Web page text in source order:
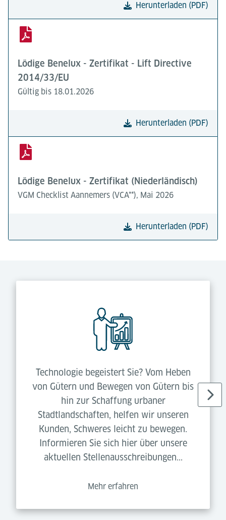
Herunterladen (PDF)
Lödige Benelux - Zertifikat - Lift Directive
2014/33/EU
Gültig bis 18.01.2026
Herunterladen (PDF)
Lödige Benelux - Zertifikat (Niederländisch)
VGM Checklist Aannemers (VCA**), Mai 2026
Herunterladen (PDF)
Technologie begeistert Sie? Vom Heben
von Gütern und Bewegen von Gütern bis
hin zur Schaffung urbaner
Stadtlandschaften, helfen wir unseren
Kunden, Schweres leicht zu bewegen.
Informieren Sie sich hier über unsere
aktuellen Stellenausschreibungen...
Mehr erfahren